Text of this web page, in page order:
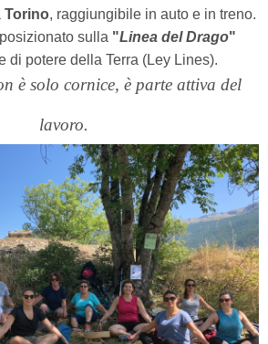
Torino, raggiungibile in auto e in treno.
sulla "Linea del Drago"
di potere della Terra (Ley Lines).
è solo cornice, è parte attiva del
lavoro.